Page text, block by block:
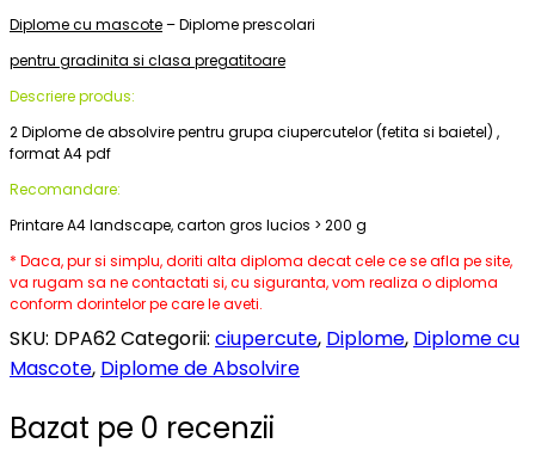
Diplome cu mascote– Diplome prescolari
pentru gradinita si clasa pregatitoare
Descriere produs:
2 Diplome de absolvire pentru grupa ciupercutelor (fetita si baietel) ,
format A4 pdf
Recomandare:
Printare A4 landscape, carton gros lucios > 200 g
* Daca, pur si simplu, doriti alta diploma decat cele ce se afla pe site,
va rugam sa ne contactati si, cu siguranta, vom realiza o diploma
conform dorintelor pe care le aveti.
SKU: DPA62Categorii: ciupercute, Diplome, Diplome cu
Mascote, Diplome de Absolvire
Bazat pe 0 recenzii